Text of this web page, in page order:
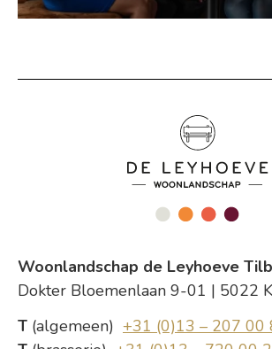
Woonlandschap de Leyhoeve
Dokter Bloemenlaan 9-01 | 5022
T (algemeen) +31 (0)13 – 207 00